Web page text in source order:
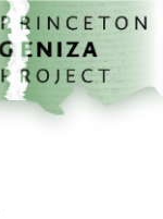
إلى المحتوى الرئيسي
الرئيسية